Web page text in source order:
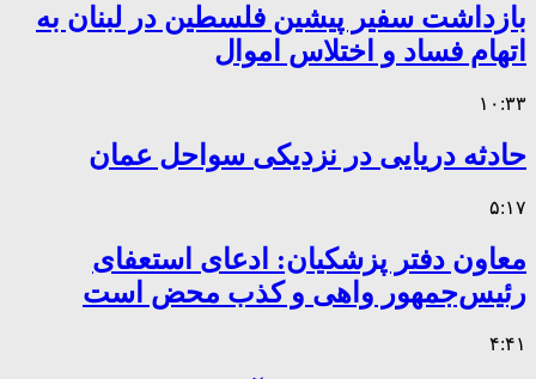
بازداشت سفیر پیشین فلسطین در لبنان به
اتهام فساد و اختلاس اموال
۱۰:۳۳
حادثه دریایی در نزدیکی سواحل عمان
۵:۱۷
معاون دفتر پزشکیان: ادعای استعفای
رئیس‌جمهور واهی و کذب محض است
۴:۴۱